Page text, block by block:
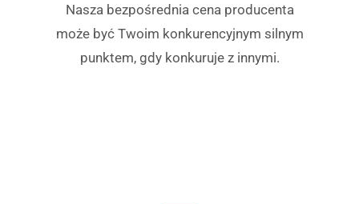
Nasza bezpośrednia cena producenta
może być Twoim konkurencyjnym silnym
punktem, gdy konkuruje z innymi.